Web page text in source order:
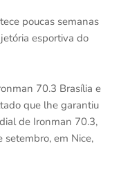
poucas semanas
esportiva do
70.3 Brasília e
que lhe garantiu
de Ironman 70.3,
setembro, em Nice,